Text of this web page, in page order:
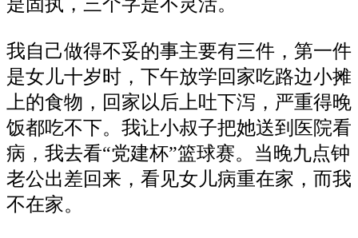
是固执，三个字是不灵活。
我自己做得不妥的事主要有三件，第一件
是女儿十岁时，下午放学回家吃路边小摊
上的食物，回家以后上吐下泻，严重得晚
饭都吃不下。我让小叔子把她送到医院看
病，我去看“党建杯”篮球赛。当晚九点钟
老公出差回来，看见女儿病重在家，而我
不在家。